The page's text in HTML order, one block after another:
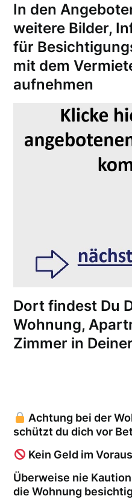
In den
weitere Bilder,
für
mit dem
aufnehmen
Dort findest Du
Wohnung,
Zimmer in
Achtung bei der
schützt du dich vor
Kein Geld im
Überweise nie
die Wohnung